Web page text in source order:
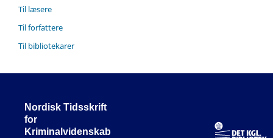
Til læsere
Til forfattere
Til bibliotekarer
Nordisk Tidsskrift
for
Kriminalvidenskab